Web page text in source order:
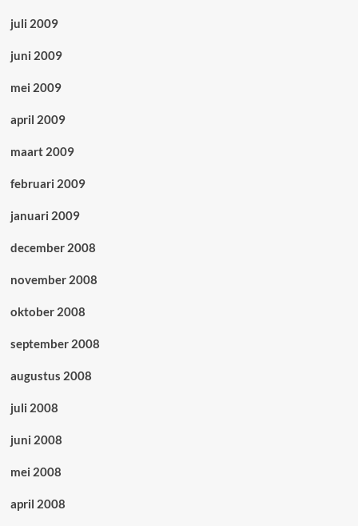
juli 2009
juni 2009
mei 2009
april 2009
maart 2009
februari 2009
januari 2009
december 2008
november 2008
oktober 2008
september 2008
augustus 2008
juli 2008
juni 2008
mei 2008
april 2008